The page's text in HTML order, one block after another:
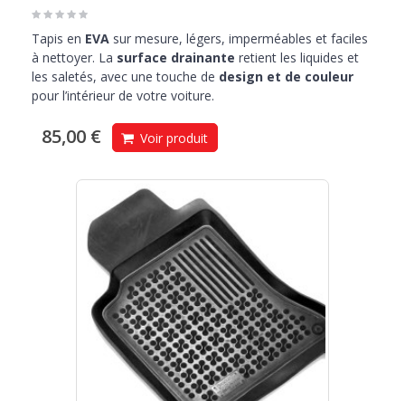
Tapis en EVA sur mesure, légers, imperméables et faciles
à nettoyer. La surface drainante retient les liquides et
les saletés, avec une touche de design et de couleur
pour l’intérieur de votre voiture.
85,00 € Voir produit